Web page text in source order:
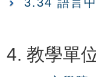
4. 教學單